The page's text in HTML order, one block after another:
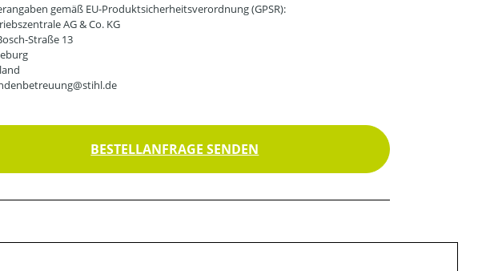
gemäß EU-Produktsicherheitsverordnung (GPSR):
AG & Co. KG
Straße 13
BESTELLANFRAGE SENDEN